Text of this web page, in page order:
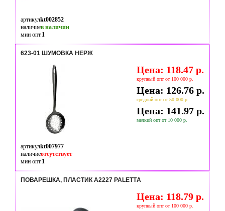
артикулkt002852
наличиев наличии
мин опт.1
623-01 ШУМОВКА НЕРЖ
Цена: 118.47 р.
крупный опт от 100 000 р.
Цена: 126.76 р.
средний опт от 50 000 р.
Цена: 141.97 р.
мелкий опт от 10 000 р.
артикулkt007977
наличиеотсутствует
мин опт.1
ПОВАРЕШКА, ПЛАСТИК A2227 PALETTА
Цена: 118.79 р.
крупный опт от 100 000 р.